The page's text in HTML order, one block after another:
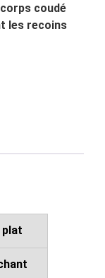
coudé
les recoins
plat